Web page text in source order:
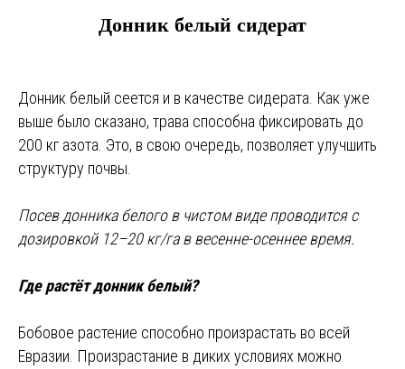
Донник белый сидерат
Донник белый сеется и в качестве сидерата. Как уже
выше было сказано, трава способна фиксировать до
200 кг азота. Это, в свою очередь, позволяет улучшить
структуру почвы.
Посев донника белого в чистом виде проводится с
дозировкой 12–20 кг/га в весенне-осеннее время.
Где растёт донник белый?
Бобовое растение способно произрастать во всей
Евразии. Произрастание в диких условиях можно